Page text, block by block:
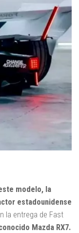
modelo, la
estadounidense
la entrega de Fast
Mazda RX7.